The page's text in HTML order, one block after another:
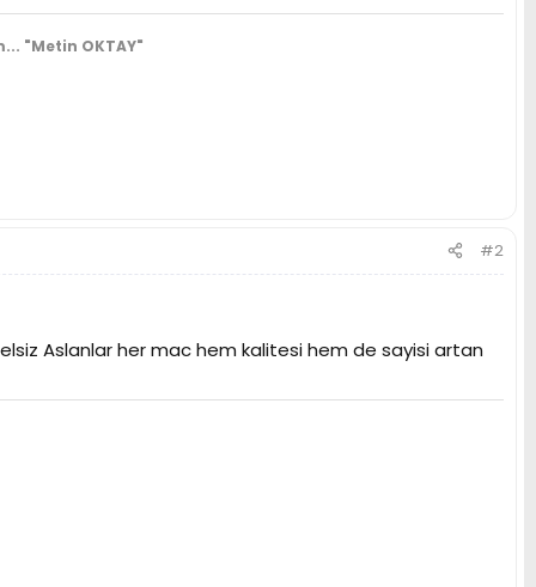
"Metin OKTAY"
#2
Aslanlar her mac hem kalitesi hem de sayisi artan